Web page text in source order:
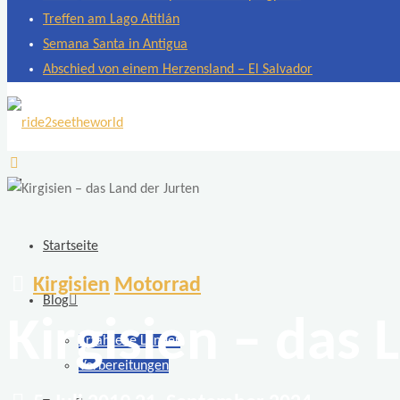
Treffen am Lago Atitlán
Semana Santa in Antigua
Abschied von einem Herzensland – El Salvador
ride2seetheworld
Weltreise
zwei
BMW
Startseite
Blog
Erfahrene Länder
Vorbereitungen
Kirgisien Motorrad
Kirgisien – das